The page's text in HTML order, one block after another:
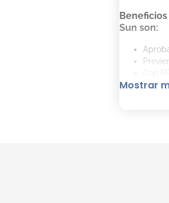
Beneficios
Sun son:
Extra
Mostrar